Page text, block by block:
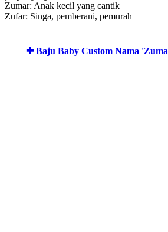
Zumar: Anak kecil yang cantik
Zufar: Singa, pemberani, pemurah
✚ Baju Baby Custom Nama